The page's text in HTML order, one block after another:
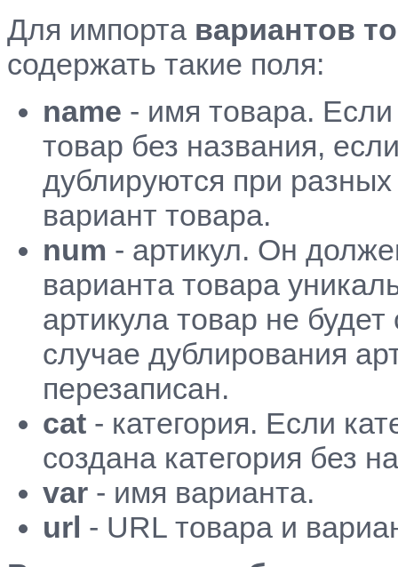
Для импорта вариантов
содержать такие поля:
name - имя товара. Если
товар без названия,
дублируются при разных
вариант товара.
num - артикул. Он
варианта товара
артикула товар не
случае дублирования
перезаписан.
cat - категория. Если
создана категория без
var - имя варианта.
url - URL товара и